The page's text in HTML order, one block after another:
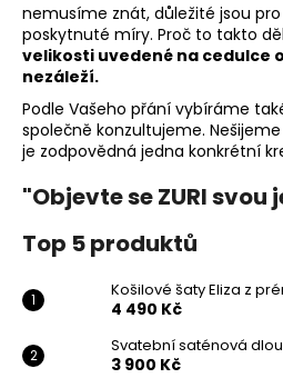
nemusíme znát, důležité jsou
poskytnuté míry. Proč to takto
velikosti uvedené na cedulce
nezáleží.
Podle Vašeho přání vybíráme
společně konzultujeme.
je zodpovědná jedna konkrétní
"Objevte se ZURI svou
Top 5 produktů
Košilové šaty Eliza z
4 490 Kč
Svatební saténová
3 900 Kč